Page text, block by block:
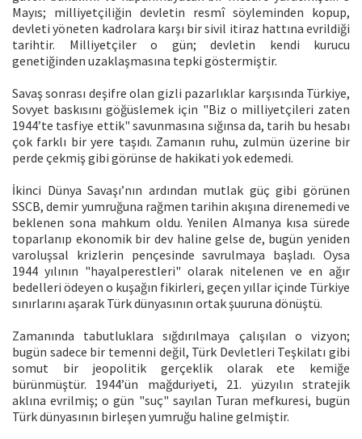
Mayıs; milliyetçiliğin devletin resmî söyleminden kopup,
devleti yöneten kadrolara karşı bir sivil itiraz hattına evrildiği
tarihtir. Milliyetçiler o gün; devletin kendi kurucu
genetiğinden uzaklaşmasına tepki göstermiştir.
Savaş sonrası deşifre olan gizli pazarlıklar karşısında Türkiye,
Sovyet baskısını göğüslemek için "Biz o milliyetçileri zaten
1944’te tasfiye ettik" savunmasına sığınsa da, tarih bu hesabı
çok farklı bir yere taşıdı. Zamanın ruhu, zulmün üzerine bir
perde çekmiş gibi görünse de hakikati yok edemedi.
İkinci Dünya Savaşı’nın ardından mutlak güç gibi görünen
SSCB, demir yumruğuna rağmen tarihin akışına direnemedi ve
beklenen sona mahkum oldu. Yenilen Almanya kısa sürede
toparlanıp ekonomik bir dev haline gelse de, bugün yeniden
varoluşsal krizlerin pençesinde savrulmaya başladı. Oysa
1944 yılının "hayalperestleri" olarak nitelenen ve en ağır
bedelleri ödeyen o kuşağın fikirleri, geçen yıllar içinde Türkiye
sınırlarını aşarak Türk dünyasının ortak şuuruna dönüştü.
Zamanında tabutluklara sığdırılmaya çalışılan o vizyon;
bugün sadece bir temenni değil, Türk Devletleri Teşkilatı gibi
somut bir jeopolitik gerçeklik olarak ete kemiğe
bürünmüştür. 1944’ün mağduriyeti, 21. yüzyılın stratejik
aklına evrilmiş; o gün "suç" sayılan Turan mefkuresi, bugün
Türk dünyasının birleşen yumruğu haline gelmiştir.